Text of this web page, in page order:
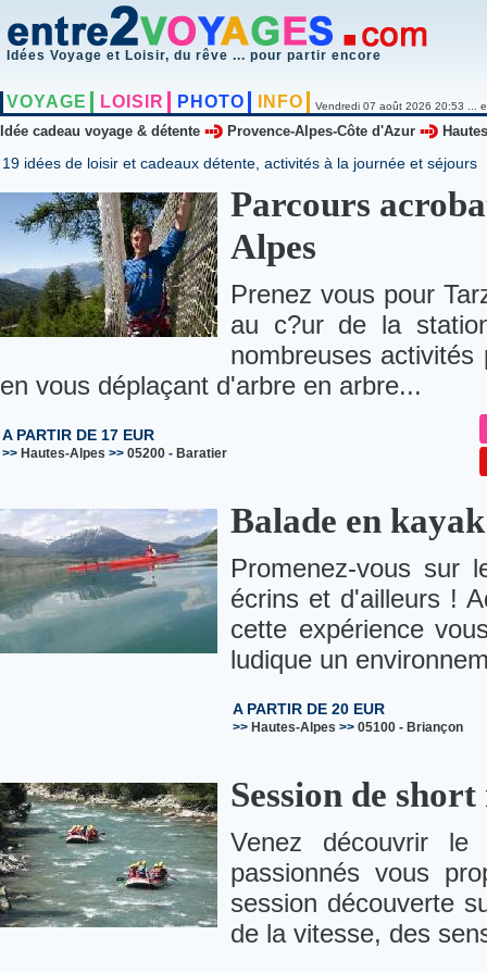
Idées Voyage et Loisir, du rêve ... pour partir encore
VOYAGE LOISIR PHOTO INFO Vendredi 07 août 2026 20:53 ...
Idée cadeau voyage & détente Provence-Alpes-Côte d'Azur
19 idées de loisir et cadeaux détente, activités à la journée et séjours
Parcours
Alpes
Prenez vous pour
au c?ur de la
nombreuses
en vous déplaçant d'arbre en arbre...
A PARTIR DE 17 EUR
>> Hautes-Alpes >> 05200 - Baratier
Balade en
Promenez-vous sur
écrins et d'ailleurs !
cette expérience
ludique un
A PARTIR DE 20 EUR
>> Hautes-Alpes >> 05100 - Briançon
Session de
Venez découvrir
passionnés vous
session découverte
de la vitesse, des